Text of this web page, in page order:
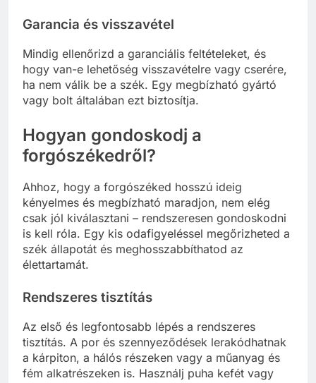
Garancia és visszavétel
Mindig ellenőrizd a garanciális feltételeket, és
hogy van-e lehetőség visszavételre vagy cserére,
ha nem válik be a szék. Egy megbízható gyártó
vagy bolt általában ezt biztosítja.
Hogyan gondoskodj a
forgószékedről?
Ahhoz, hogy a forgószéked hosszú ideig
kényelmes és megbízható maradjon, nem elég
csak jól kiválasztani – rendszeresen gondoskodni
is kell róla. Egy kis odafigyeléssel megőrizheted a
szék állapotát és meghosszabbíthatod az
élettartamát.
Rendszeres tisztítás
Az első és legfontosabb lépés a rendszeres
tisztítás. A por és szennyeződések lerakódhatnak
a kárpiton, a hálós részeken vagy a műanyag és
fém alkatrészeken is. Használj puha kefét vagy